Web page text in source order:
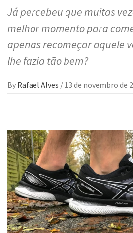
Já percebeu que muitas
melhor momento para
apenas recomeçar aquele
lhe fazia tão bem?
By Rafael Alves / 13 de novembro de